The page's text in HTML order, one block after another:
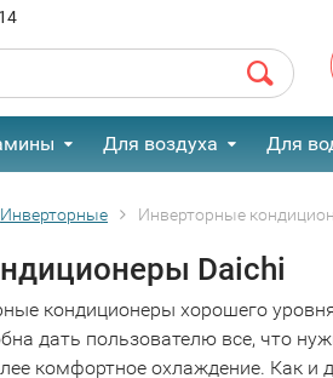
Для воздуха Для
Инверторные Инверторные
Daichi
кондиционеры хорошего
дать пользователю все, что
комфортное охлаждение. Как